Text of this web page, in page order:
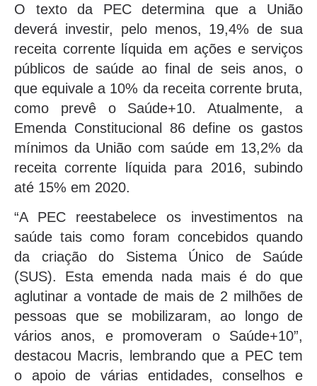
O texto da PEC determina que a União
deverá investir, pelo menos, 19,4% de sua
receita corrente líquida em ações e serviços
públicos de saúde ao final de seis anos, o
que equivale a 10% da receita corrente bruta,
como prevê o Saúde+10. Atualmente, a
Emenda Constitucional 86 define os gastos
mínimos da União com saúde em 13,2% da
receita corrente líquida para 2016, subindo
até 15% em 2020.
“A PEC reestabelece os investimentos na
saúde tais como foram concebidos quando
da criação do Sistema Único de Saúde
(SUS). Esta emenda nada mais é do que
aglutinar a vontade de mais de 2 milhões de
pessoas que se mobilizaram, ao longo de
vários anos, e promoveram o Saúde+10”,
destacou Macris, lembrando que a PEC tem
o apoio de várias entidades, conselhos e